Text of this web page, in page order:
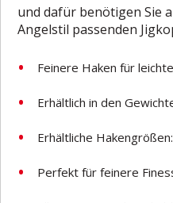
und dafür benötigen Sie
Angelstil passenden
Feinere Haken für
Erhältlich in den
Erhältliche
Perfekt für feinere